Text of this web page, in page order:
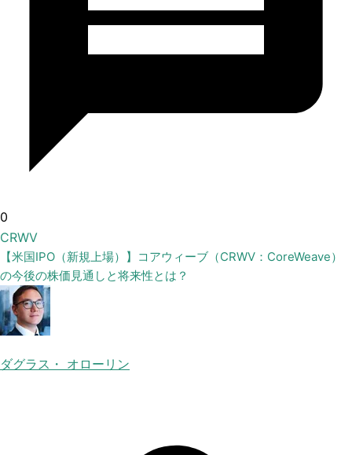
0
CRWV
【米国IPO（新規上場）】コアウィーブ（CRWV：CoreWeave）
の今後の株価見通しと将来性とは？
ダグラス・ オローリン